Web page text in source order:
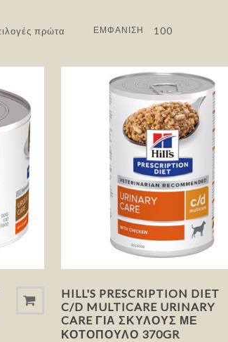
ΕΜΦΆΝΙΣΗ
HILL'S PRESCRIPTION DIET
C/D MULTICARE URINARY
CARE ΓΙΑ ΣΚΎΛΟΥΣ ΜΕ
ΚΟΤΌΠΟΥΛΟ 370GR